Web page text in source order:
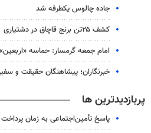
جاده چالوس یکطرفه شد
کشف ۲۵تن برنج قاچاق در دشتیاری
امام جمعه گرمسار: حماسه
خبرنگاران؛ پیشاهنگان حقیقت و
پربازدیدترین ها
پاسخ تأمین‌اجتماعی به زمان